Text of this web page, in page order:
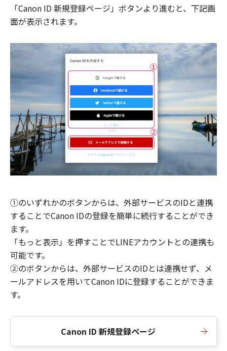
「Canon ID 新規登録ページ」ボタンより進むと、下記画
面が表示されます。
①のいずれかのボタンからは、外部サービスのIDと連携
することでCanon IDの登録を簡単に続行することができ
ます。
「もっと表示」を押すことでLINEアカウントとの連携も
可能です。
②のボタンからは、外部サービスのIDとは連携せず、メ
ールアドレスを用いてCanon IDに登録することができま
す。
Canon ID 新規登録ページ